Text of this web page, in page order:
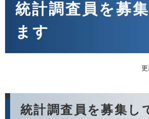
統計調査員を募
ます
統計調査員を募集し